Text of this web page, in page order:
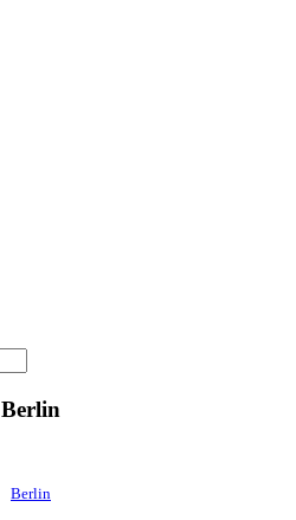
Berlin
Berlin